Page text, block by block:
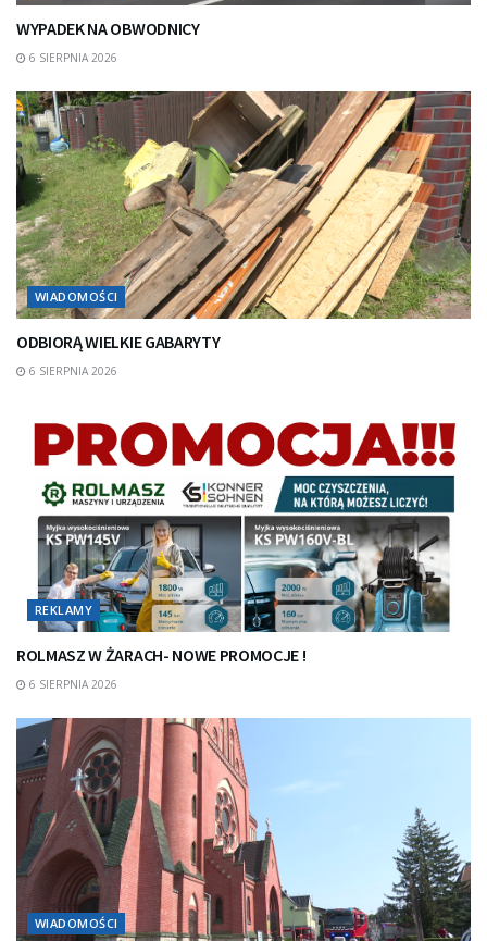
WYPADEK NA OBWODNICY
6 SIERPNIA 2026
WIADOMOŚCI
ODBIORĄ WIELKIE GABARYTY
6 SIERPNIA 2026
REKLAMY
ROLMASZ W ŻARACH- NOWE PROMOCJE !
6 SIERPNIA 2026
WIADOMOŚCI